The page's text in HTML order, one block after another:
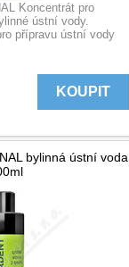
Koncentrát pro
ústní vody.
přípravu ústní vody
KOUPIT
bylinná ústní voda